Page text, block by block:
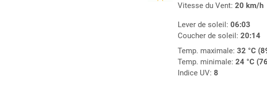
Vitesse du Vent: 20 km/h
Lever de soleil: 06:03
Coucher de soleil: 20:14
Temp. maximale: 32 °C
Temp. minimale: 24 °C
Indice UV: 8